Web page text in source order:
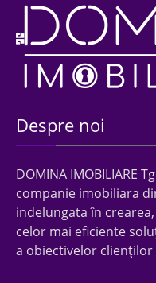
Despre noi
DOMINA IMOBILIARE
companie imobiliara
indelungata în
celor mai eficiente
a obiectivelor clienţilor